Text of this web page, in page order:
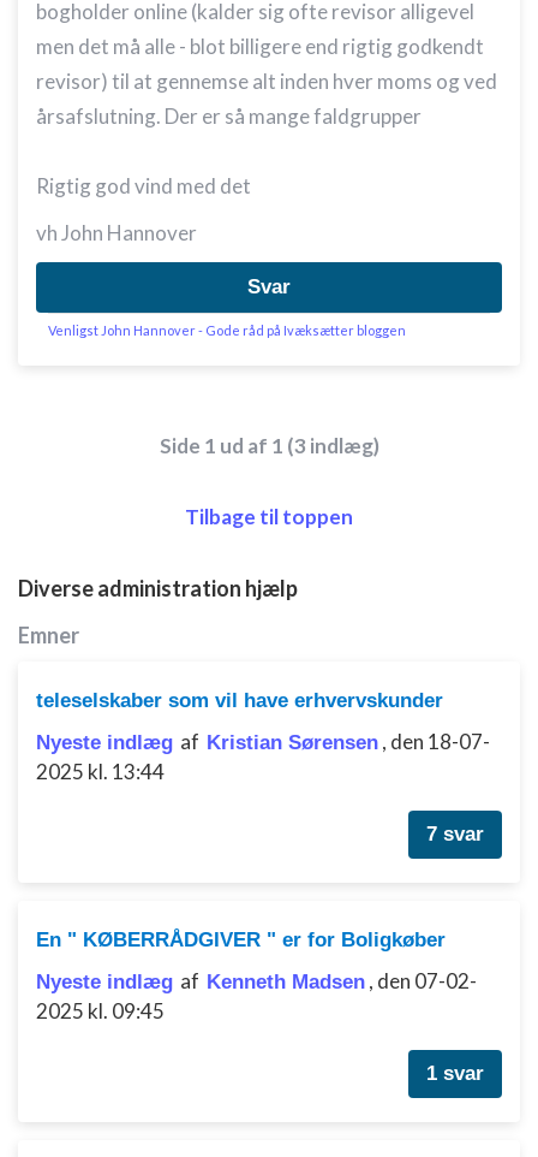
bogholder online (kalder sig ofte revisor alligevel
men det må alle - blot billigere end rigtig godkendt
revisor) til at gennemse alt inden hver moms og ved
årsafslutning. Der er så mange faldgrupper
Rigtig god vind med det
vh John Hannover
Svar
Venligst John Hannover - Gode råd på Ivæksætter bloggen
Side 1 ud af 1 (3 indlæg)
Tilbage til toppen
Diverse administration hjælp
Emner
teleselskaber som vil have erhvervskunder
Nyeste indlæg af Kristian Sørensen , den 18-07-
2025 kl. 13:44
7 svar
En " KØBERRÅDGIVER " er for Boligkøber
Nyeste indlæg af Kenneth Madsen , den 07-02-
2025 kl. 09:45
1 svar